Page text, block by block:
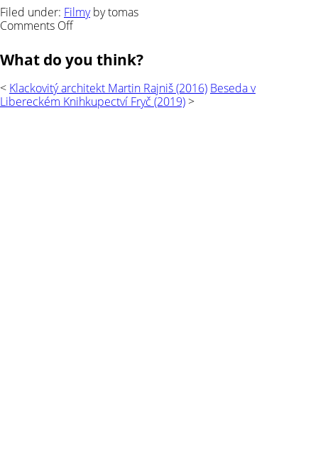
Filed under: Filmyby tomas
Comments Offon
(2019)
What do you think?
< Klackovitý architekt Martin Rajniš (2016) Beseda v
Libereckém Knihkupectví Fryč (2019) >